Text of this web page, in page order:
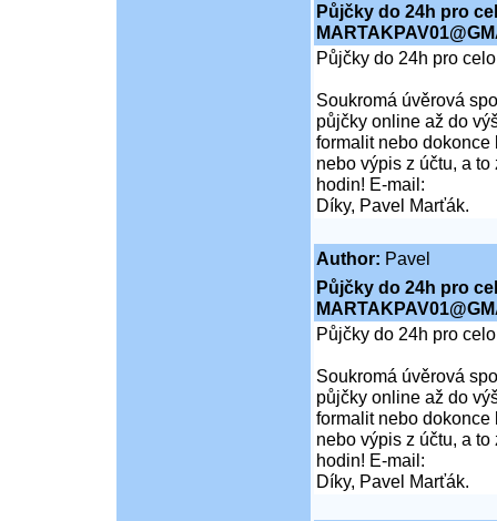
Půjčky do 24h pro
Půjčky do 24h pro
Soukromá úvěrová
půjčky online až do
formalit nebo dokonce
nebo výpis z účtu, a
hodin! E-mail:
Díky, Pavel Marťák.
Author: Pavel
Půjčky do 24h pro
Půjčky do 24h pro
Soukromá úvěrová
půjčky online až do
formalit nebo dokonce
nebo výpis z účtu, a
hodin! E-mail:
Díky, Pavel Marťák.